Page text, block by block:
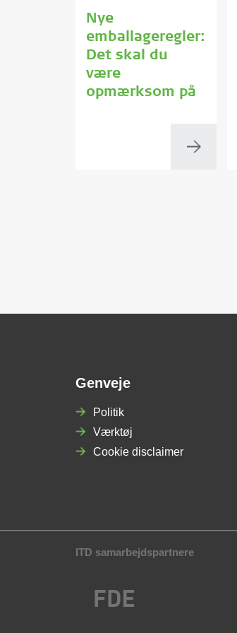
Nye
emballageregler:
Det skal du
være
opmærksom på
Genveje
Politik
Værktøj
Cookie disclaimer
ITD samarbejdspartnere